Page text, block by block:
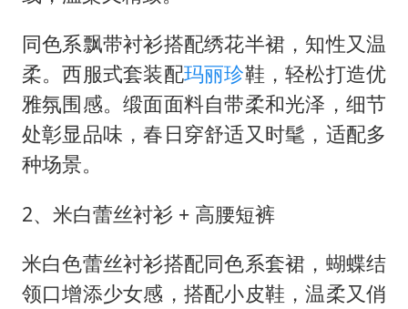
同色系飘带衬衫搭配绣花半裙，知性又温
柔。西服式套装配玛丽珍鞋，轻松打造优
雅氛围感。缎面面料自带柔和光泽，细节
处彰显品味，春日穿舒适又时髦，适配多
种场景。
2、米白蕾丝衬衫 + 高腰短裤
米白色蕾丝衬衫搭配同色系套裙，蝴蝶结
领口增添少女感，搭配小皮鞋，温柔又俏